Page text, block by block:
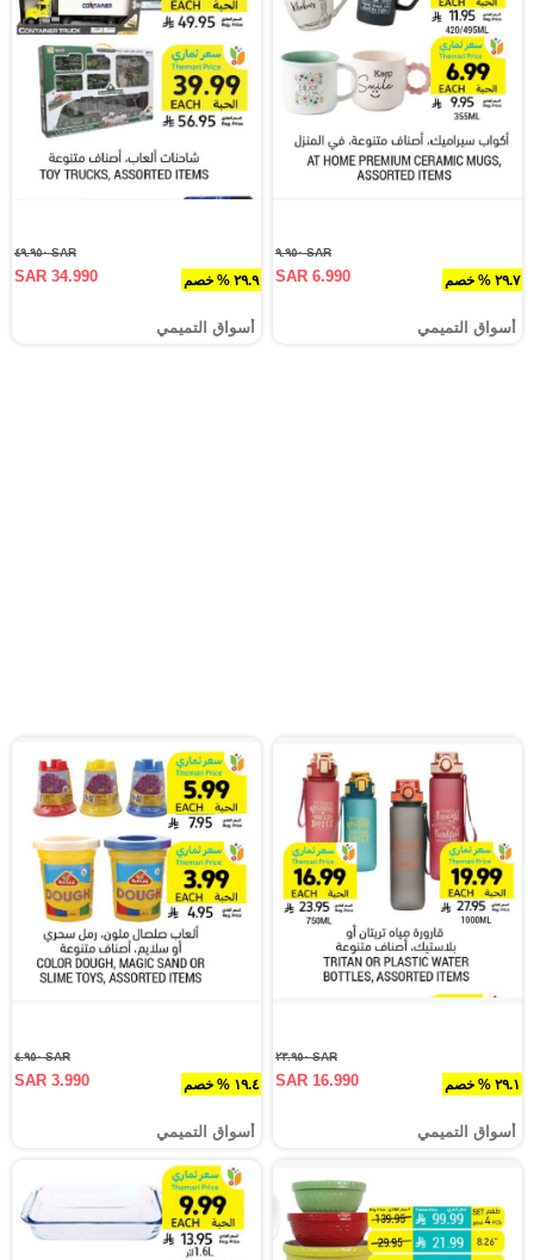
٢٩.٧ % خصم
SAR ٩.٩٥٠
SAR 6.990
أسواق التميمي
٢٩.٩ % خصم
SAR ٤٩.٩٥٠
SAR 34.990
أسواق التميمي
٢٩.١ % خصم
SAR ٢٣.٩٥٠
SAR 16.990
أسواق التميمي
١٩.٤ % خصم
SAR ٤.٩٥٠
SAR 3.990
أسواق التميمي